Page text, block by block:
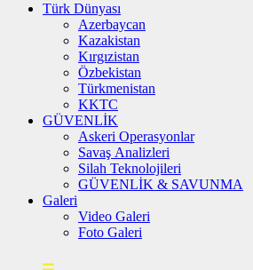
Türk Dünyası
Azerbaycan
Kazakistan
Kırgızistan
Özbekistan
Türkmenistan
KKTC
GÜVENLİK
Askeri Operasyonlar
Savaş Analizleri
Silah Teknolojileri
GÜVENLİK & SAVUNMA
Galeri
Video Galeri
Foto Galeri